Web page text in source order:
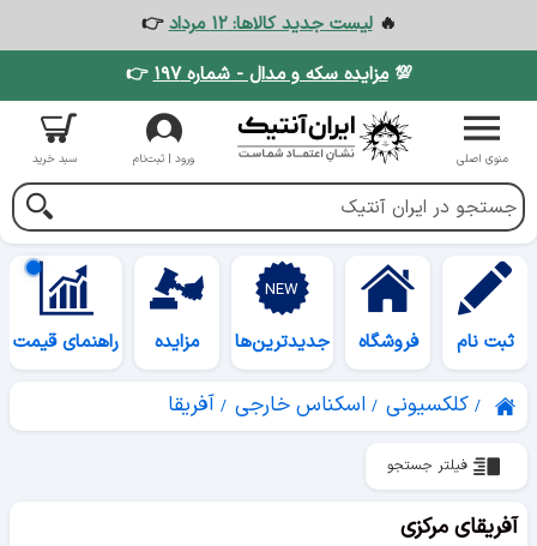
🔥لیست جدید کالاها: ۱۲ مرداد
👉
💯مزایده سکه و مدال - شماره ۱۹۷ 👉
منوی اصلی ورود | ثبت‌نام سبد خرید
ثبت نام فروشگاه جدیدترین‌ها مزایده راهنمای قیمت
کلکسیونی اسکناس خارجی آفریقا
فیلتر جستجو
آفریقای مرکزی